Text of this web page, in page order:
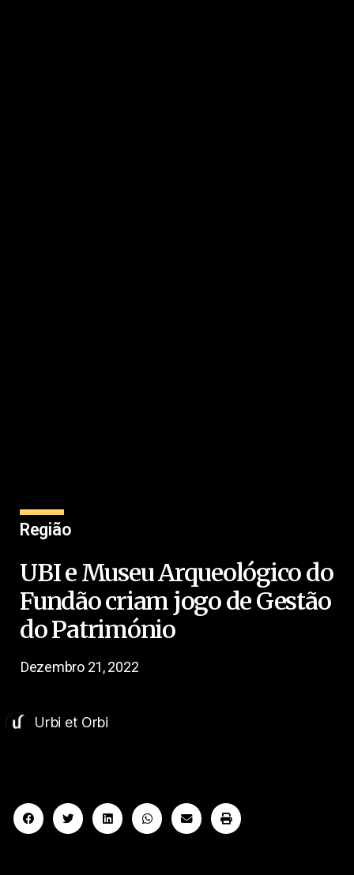
Região
UBI e Museu Arqueológico do
Fundão criam jogo de Gestão
do Património
Dezembro 21, 2022
Urbi et Orbi